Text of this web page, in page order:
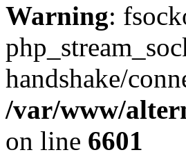
Warning:
handshake/
/var/www/
on line 6601